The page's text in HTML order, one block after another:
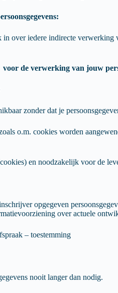
over iedere indirecte verwerking
de verwerking van jouw
zonder dat je
o.m. cookies worden
en noodzakelijk voor de
opgegeven
over actuele
– toestemming
nooit langer dan nodig.